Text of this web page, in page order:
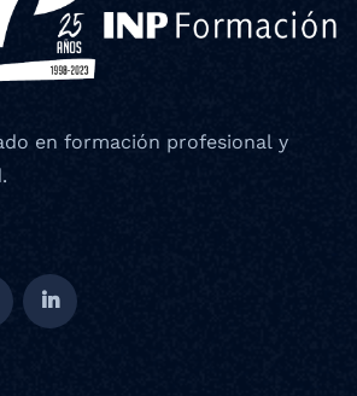
en formación profesional y